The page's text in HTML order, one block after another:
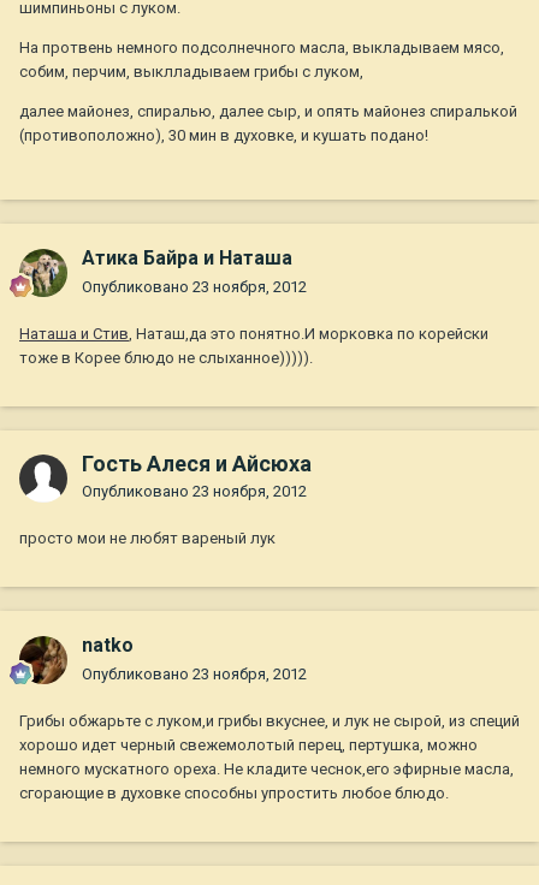
шимпиньоны с луком.
На протвень немного подсолнечного масла, выкладываем мясо,
собим, перчим, выклладываем грибы с луком,
далее майонез, спиралью, далее сыр, и опять майонез спиралькой
(противоположно), 30 мин в духовке, и кушать подано!
Атика Байра и Наташа
Опубликовано 23 ноября, 2012
Наташа и Стив, Наташ,да это понятно.И морковка по корейски
тоже в Корее блюдо не слыханное))))).
Гость Алеся и Айсюха
Опубликовано 23 ноября, 2012
просто мои не любят вареный лук
natko
Опубликовано 23 ноября, 2012
Грибы обжарьте с луком,и грибы вкуснее, и лук не сырой, из специй
хорошо идет черный свежемолотый перец, пертушка, можно
немного мускатного ореха. Не кладите чеснок,его эфирные масла,
сгорающие в духовке способны упростить любое блюдо.